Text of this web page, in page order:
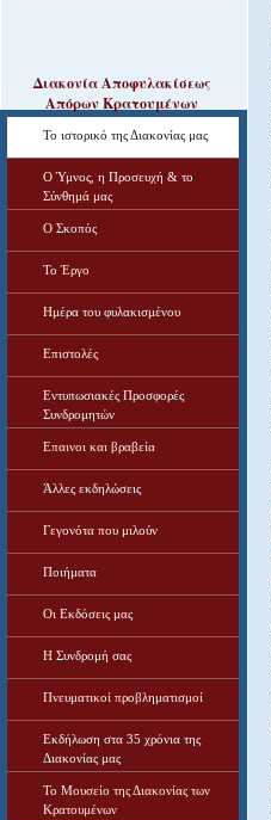
Διακονία Αποφυλακίσεως
Απόρων Κρατουμένων
Το ιστορικό της Διακονίας μας
Ο Ύμνος, η Προσευχή & το
Σύνθημά μας
Ο Σκοπός
Το Έργο
Ημέρα του φυλακισμένου
Επιστολές
Εντυπωσιακές Προσφορές
Συνδρομητών
Επαινοι και βραβεία
Άλλες εκδηλώσεις
Γεγονότα που μιλούν
Ποιήματα
Οι Εκδόσεις μας
Η Συνδρομή σας
Πνευματικοί προβληματισμοί
Εκδήλωση στα 35 χρόνια της
Διακονίας μας
Το Μουσείο της Διακονίας των
Κρατουμένων